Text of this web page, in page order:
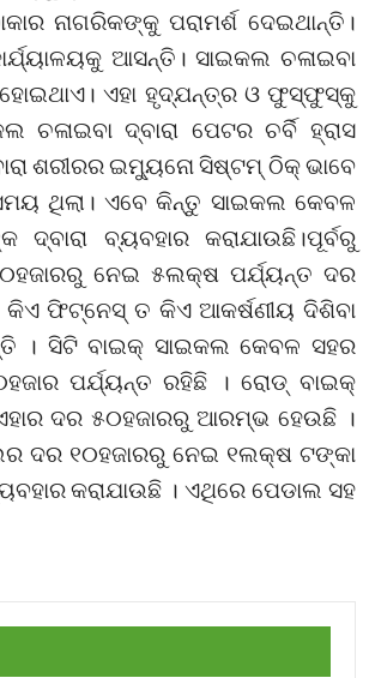
ନାଗରିକଙ୍କୁ ପରାମର୍ଶ ଦେଇଥାନ୍ତି।
ଆସନ୍ତି। ସାଇକଲ ଚଳାଇବା
ହୋଇଥାଏ। ଏହା ହୃଦ୍‌ଯନ୍ତ୍ର ଓ ଫୁସ୍‌ଫୁସ୍‌କୁ
ଦ୍ବାରା ପେଟର ଚର୍ବି ହ୍ରାସ
ଶରୀରର ଇମ୍ୟୁନୋ ସିଷ୍ଟମ୍‌ ଠିକ୍‌ ଭାବେ
ଥିଲା। ଏବେ କିନ୍ତୁ ସାଇକଲ କେବଳ
ବ୍ୟବହାର କରାଯାଉଛି।ପୂର୍ବରୁ
ନେଇ ୫ଲକ୍ଷ ପର୍ଯ୍ୟନ୍ତ ଦର
ଫିଟ୍‌ନେସ୍‌ ତ କିଏ ଆକର୍ଷଣୀୟ ଦିଶିବା
। ସିଟି ବାଇକ୍‌ ସାଇକଲ କେବଳ ସହର
ପର୍ଯ୍ୟନ୍ତ ରହିଛି । ରୋଡ୍‌ ବାଇକ୍‌
ଦର ୫୦ହଜାରରୁ ଆରମ୍ଭ ହେଉଛି ।
ଦର ୧୦ହଜାରରୁ ନେଇ ୧ଲକ୍ଷ ଟଙ୍କା
କରାଯାଉଛି । ଏଥିରେ ପେଡାଲ ସହ